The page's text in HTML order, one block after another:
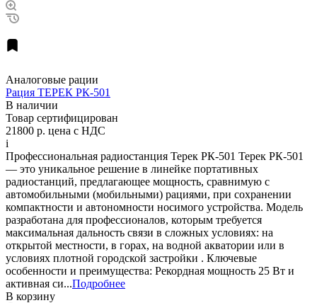
Аналоговые рации
Рация ТЕРЕК РК-501
В наличии
Товар сертифицирован
21800 р. цена с НДС
i
Профессиональная радиостанция Терек РК-501 Терек РК-501
— это уникальное решение в линейке портативных
радиостанций, предлагающее мощность, сравнимую с
автомобильными (мобильными) рациями, при сохранении
компактности и автономности носимого устройства. Модель
разработана для профессионалов, которым требуется
максимальная дальность связи в сложных условиях: на
открытой местности, в горах, на водной акватории или в
условиях плотной городской застройки . Ключевые
особенности и преимущества: Рекордная мощность 25 Вт и
активная си...Подробнее
В корзину